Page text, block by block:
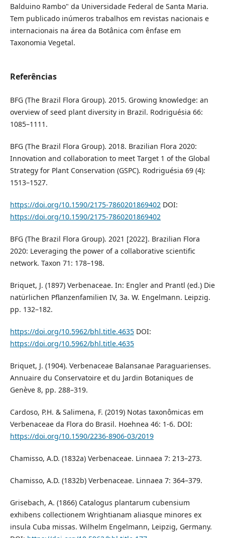
Balduino Rambo" da Universidade Federal de Santa Maria.
Tem publicado inúmeros trabalhos em revistas nacionais e
internacionais na área da Botânica com ênfase em
Taxonomia Vegetal.
Referências
BFG (The Brazil Flora Group). 2015. Growing knowledge: an
overview of seed plant diversity in Brazil. Rodriguésia 66:
1085–1111.
BFG (The Brazil Flora Group). 2018. Brazilian Flora 2020:
Innovation and collaboration to meet Target 1 of the Global
Strategy for Plant Conservation (GSPC). Rodriguésia 69 (4):
1513–1527.
https://doi.org/10.1590/2175-7860201869402DOI:
https://doi.org/10.1590/2175-7860201869402
BFG (The Brazil Flora Group). 2021 [2022]. Brazilian Flora
2020: Leveraging the power of a collaborative scientific
network. Taxon 71: 178–198.
Briquet, J. (1897) Verbenaceae. In: Engler and Prantl (ed.) Die
natürlichen Pflanzenfamilien IV, 3a. W. Engelmann. Leipzig.
pp. 132–182.
https://doi.org/10.5962/bhl.title.4635DOI:
https://doi.org/10.5962/bhl.title.4635
Briquet, J. (1904). Verbenaceae Balansanae Paraguarienses.
Annuaire du Conservatoire et du Jardin Botaniques de
Genève 8, pp. 288–319.
Cardoso, P.H. & Salimena, F. (2019) Notas taxonômicas em
Verbenaceae da Flora do Brasil. Hoehnea 46: 1-6. DOI:
https://doi.org/10.1590/2236-8906-03/2019
Chamisso, A.D. (1832a) Verbenaceae. Linnaea 7: 213–273.
Chamisso, A.D. (1832b) Verbenaceae. Linnaea 7: 364–379.
Grisebach, A. (1866) Catalogus plantarum cubensium
exhibens collectionem Wrightianam aliasque minores ex
insula Cuba missas. Wilhelm Engelmann, Leipzig, Germany.